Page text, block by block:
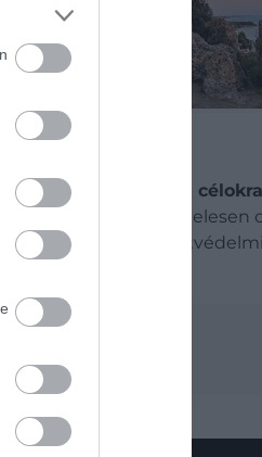
mezőgazdasági
tehát egy kivételesen
a szigorú
2026-ban